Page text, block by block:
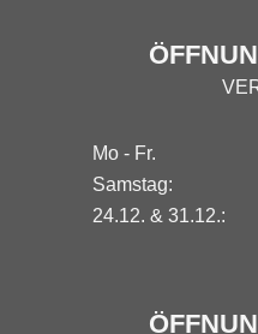
Mo - Fr.
Samstag:
24.12. & 31.12.: